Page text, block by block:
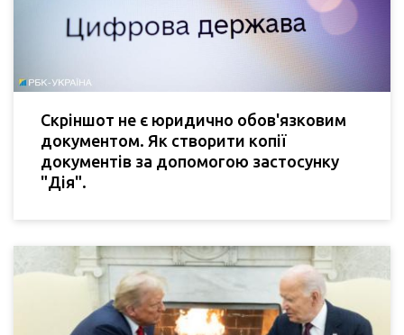
Скріншот не є юридично обов'язковим
документом. Як створити копії
документів за допомогою застосунку
"Дія".